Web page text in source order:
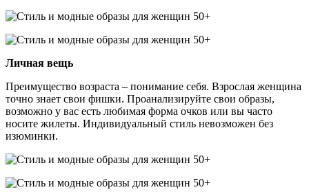
Личная вещь
Преимущество возраста – понимание себя. Взрослая женщина
точно знает свои фишки. Проанализируйте свои образы,
возможно у вас есть любимая форма очков или вы часто
носите жилеты. Индивидуальный стиль невозможен без
изюминки.